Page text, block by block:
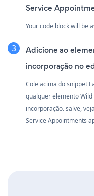
Service
Your code block will be
Adicione ao
incorporação no
Cole acima do snippet
qualquer elemento
incorporação. salve,
Service Appointments